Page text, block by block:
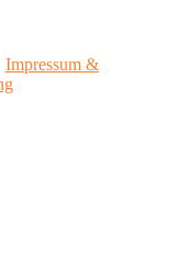
Impressum &